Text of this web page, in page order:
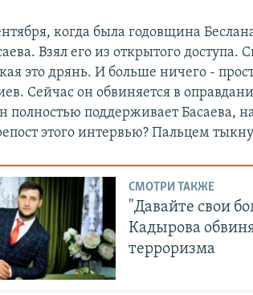
когда была годовщина
Взял его из открытого доступа.
это дрянь. И больше ничего -
Сейчас он обвиняется в
полностью поддерживает Басаева,
этого интервью? Пальцем
СМОТРИ ТАКЖЕ
"Давайте свои
Кадырова
терроризма